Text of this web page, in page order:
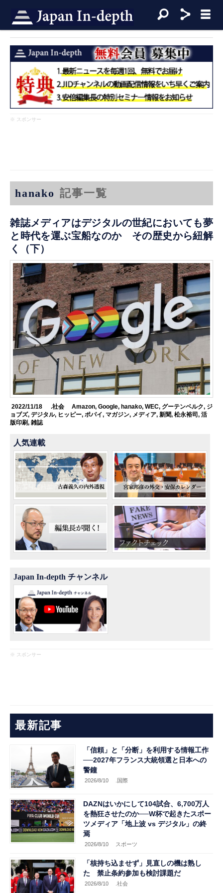
※ スポンサー
hanako 記事一覧
雑誌メディアはデジタルの世紀においても夢
と時代を運ぶ宝船なのか その歴史から紐解
く（下）
2022/11/18 .社会 Amazon, Google, hanako, WEC, グーテンベルク, ジ
ョブズ,デジタル, ヒッピー, ポパイ, マガジン, メディア,新聞,松永裕司,活
版印刷,雑誌
人気連載
Japan In-depth チャンネル
※ スポンサー
最新記事
「信頼」と「分断」を利用する情報工作
──2027年フランス大統領選と日本への
警鐘
2026/8/10 .国際
DAZNはいかにして104試合、6,700万人
を熱狂させたのか──W杯で起きたスポー
ツメディア「地上波 vs デジタル」の終
焉
2026/8/10 スポーツ
「核持ち込ませず」見直しの機は熟し
た 禁止条約参加も検討課題だ
2026/8/10 .社会